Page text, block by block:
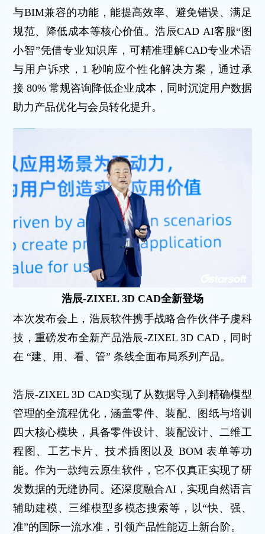
与BIM兼容的功能，能提高效率、避免错误、满足
规范、降低成本等核心价值。浩辰CAD AI客服“图
小智”凭借专业知识库，可精准理解CAD专业术语
与用户诉求，1 秒响应个性化解决方案，通过承
接 80% 常规咨询降低企业成本，同时沉淀用户数据
助力产品优化与会员转化提升。
浩辰-ZIXEL 3D CAD全新登场
本次发布会上，浩辰软件携手战略合作伙伴子虔科
技，重磅发布全新产品浩辰-ZIXEL 3D CAD，同时
在 “建、用、看、管” 条线全面布局系列产品。
浩辰-ZIXEL 3D CAD实现了从数据导入到精确模型
管理的全流程优化，涵盖零件、装配、图纸与培训
四大核心模块，具备零件设计、装配设计、二维工
程图、工艺卡片、技术插图以及 BOM 表单等功
能。作为一款纯云原生软件，它不仅真正实现了研
发数据的无缝协同。还深度融合AI，实现自然语言
辅助建模、三维模型多模态搜索等，以“快、强、
准”的国际一流水准，引领产品性能迈上新台阶。